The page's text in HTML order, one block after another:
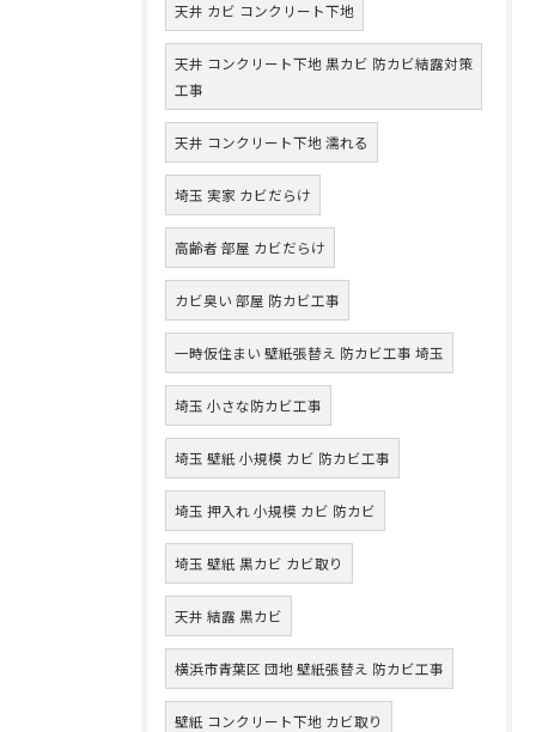
天井 カビ コンクリート下地
天井 コンクリート下地 黒カビ 防カビ結露対策
工事
天井 コンクリート下地 濡れる
埼玉 実家 カビだらけ
高齢者 部屋 カビだらけ
カビ臭い 部屋 防カビ工事
一時仮住まい 壁紙張替え 防カビ工事 埼玉
埼玉 小さな防カビ工事
埼玉 壁紙 小規模 カビ 防カビ工事
埼玉 押入れ 小規模 カビ 防カビ
埼玉 壁紙 黒カビ カビ取り
天井 結露 黒カビ
横浜市青葉区 団地 壁紙張替え 防カビ工事
壁紙 コンクリート下地 カビ取り